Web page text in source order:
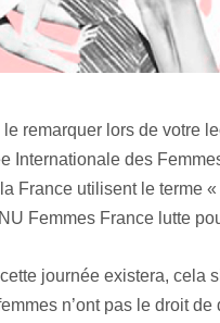
remarquer lors de votre
Internationale des
France utilisent le terme
Femmes France lutte
journée existera, cela
n’ont pas le droit